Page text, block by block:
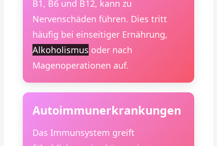
B1, B6 und B12, kann zu
Nervenschäden führen. Dies tritt
häufig bei einseitiger Ernährung,
Alkoholismus oder nach
Magenoperationen auf.
Autoimmunerkrankungen
Das Immunsystem greift